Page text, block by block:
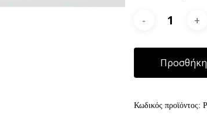
Κωδικός προϊόντος: